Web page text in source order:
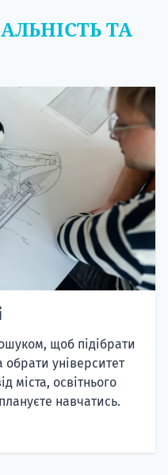
ТА
щоб підібрати
обрати університет
міста, освітнього
навчатись.